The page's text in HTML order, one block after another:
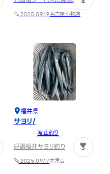
2025.09.19名古屋小牧店
福井県
サヨリ
波止釣り
好調福井サヨリ釣り
2025.09.17大津店
3